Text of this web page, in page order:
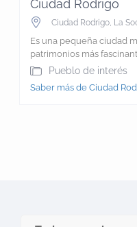
Ciudad Rodrigo
Ciudad Rodrigo, La
Es una pequeña ciudad
patrimonios más
Pueblo de interés
Saber más de Ciudad